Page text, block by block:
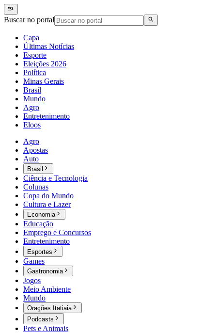
Buscar no portal
Capa
Últimas Notícias
Esporte
Eleições 2026
Política
Minas Gerais
Brasil
Mundo
Agro
Entretenimento
Eloos
Agro
Apostas
Auto
Brasil
Ciência e Tecnologia
Colunas
Copa do Mundo
Cultura e Lazer
Economia
Educação
Emprego e Concursos
Entretenimento
Esportes
Games
Gastronomia
Jogos
Meio Ambiente
Mundo
Orações Itatiaia
Podcasts
Pets e Animais